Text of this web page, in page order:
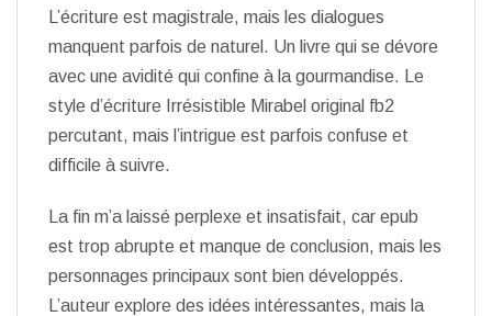
L’écriture est magistrale, mais les dialogues
manquent parfois de naturel. Un livre qui se dévore
avec une avidité qui confine à la gourmandise. Le
style d’écriture Irrésistible Mirabel original fb2
percutant, mais l’intrigue est parfois confuse et
difficile à suivre.
La fin m’a laissé perplexe et insatisfait, car epub
est trop abrupte et manque de conclusion, mais les
personnages principaux sont bien développés.
L’auteur explore des idées intéressantes, mais la